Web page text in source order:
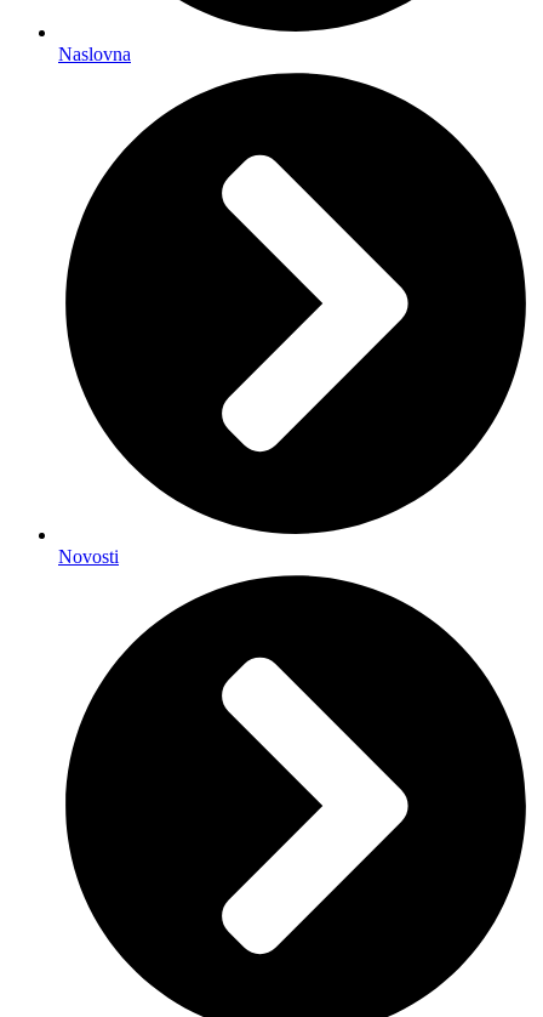
Naslovna
Novosti